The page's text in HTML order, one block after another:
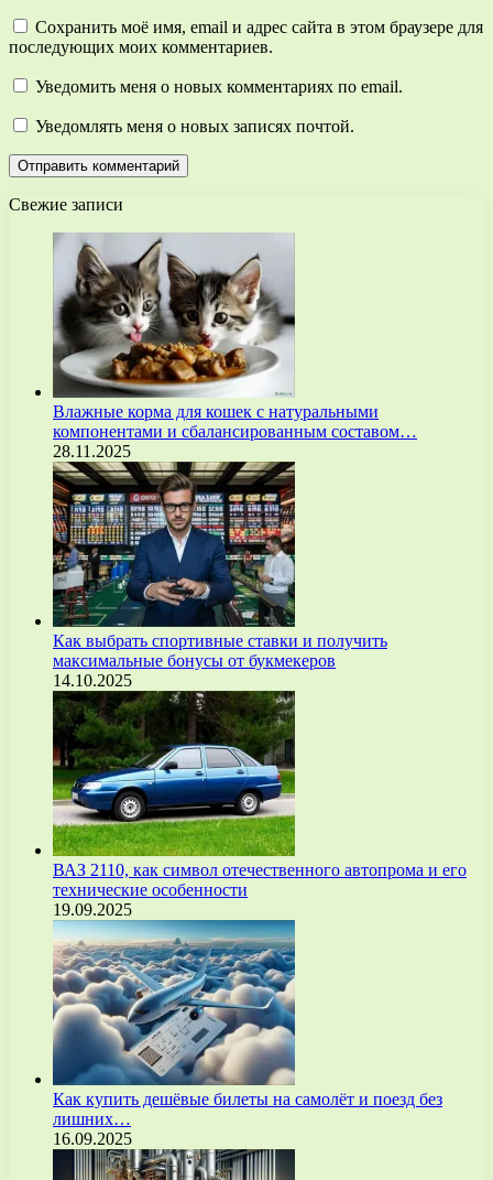
Сохранить моё имя, email и адрес сайта в этом браузере для
последующих моих комментариев.
Уведомить меня о новых комментариях по email.
Уведомлять меня о новых записях почтой.
Свежие записи
Влажные корма для кошек с натуральными
компонентами и сбалансированным составом…
28.11.2025
Как выбрать спортивные ставки и получить
максимальные бонусы от букмекеров
14.10.2025
ВАЗ 2110, как символ отечественного автопрома и его
технические особенности
19.09.2025
Как купить дешёвые билеты на самолёт и поезд без
лишних…
16.09.2025